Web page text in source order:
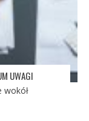
UWAGI
wokół